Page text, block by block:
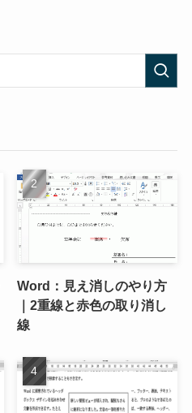
Word：見え消しのやり方
｜2重線と赤色の取り消し
線